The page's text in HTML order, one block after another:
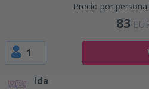
Precio por
83
1
Ida